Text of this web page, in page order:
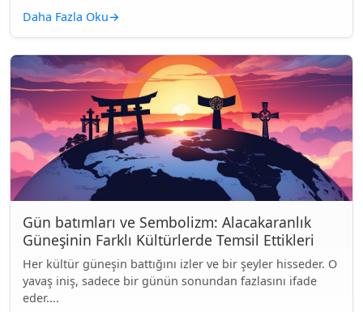
Daha Fazla Oku→
Gün batımları ve Sembolizm: Alacakaranlık
Güneşinin Farklı Kültürlerde Temsil Ettikleri
Her kültür güneşin battığını izler ve bir şeyler hisseder. O
yavaş iniş, sadece bir günün sonundan fazlasını ifade
eder....